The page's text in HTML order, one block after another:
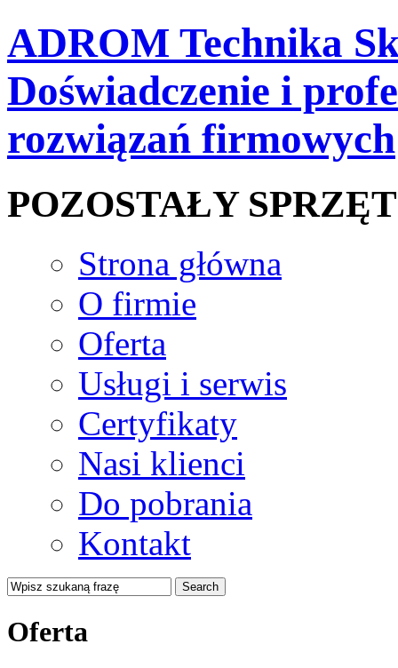
ADROM Technika
Doświadczenie i
rozwiązań firmowych
POZOSTAŁY SPRZĘT
Strona główna
O firmie
Oferta
Usługi i serwis
Certyfikaty
Nasi klienci
Do pobrania
Kontakt
Oferta